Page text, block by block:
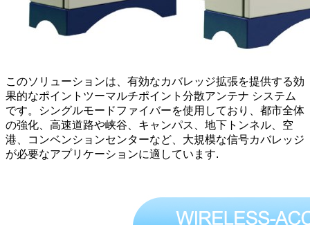
このソリューションは、有効なカバレッジ拡張を提供する効
果的なポイントツーマルチポイント分散アンテナ システム
です。シングルモードファイバーを使用しており、都市全体
の強化、高速道路や峡谷、キャンパス、地下トンネル、空
港、コンベンションセンターなど、大規模な信号カバレッジ
が必要なアプリケーションに適しています.